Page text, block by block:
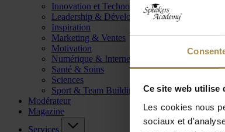
Ce site web utilise
Les cookies nous
sociaux et
Innovation et Technologie
Leadership & Développement
Inspiration
Marketing & Ventes
Motivation
Numérique & Internet
Santé & Soins
Sciences
Sport & Team Building
Modérateur
Magazine
Services